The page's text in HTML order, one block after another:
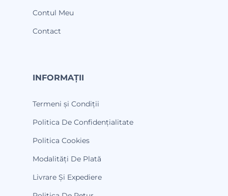
Contul Meu
Contact
INFORMAȚII
Termeni și Condiții
Politica De Confidențialitate
Politica Cookies
Modalități De Plată
Livrare Și Expediere